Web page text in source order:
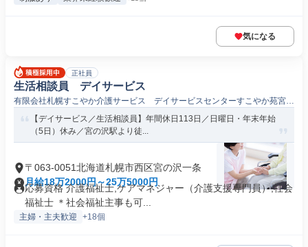
気になる
正社員
生活相談員 デイサービス
有限会社札幌すこやか介護サービス デイサービスセンターすこやか苑宮の
【デイサービス／生活相談員】年間休日113日／日曜日・年末年始
（5日）休み／宮の沢駅より徒...
〒063-0051北海道札幌市西区宮の沢一条
月給18万2000円～25万5000円
応募資格 介護福祉士,ケアマネジャー（介護支援専門員）,社会
福祉士 ＊社会福祉主事も可...
主婦・主夫歓迎 +18個